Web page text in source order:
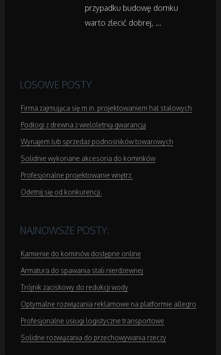
Wellness
Salony Kosmetyczne
Sprzęt Medyczny
Domeny
Strony Internetowe
Kontakt
przypadku budowę domku
warto zlecić dobrej, ...
LOSOWE POSTY
Firma zajmująca się m.in. projektowaniem hal stalowych
Podłogi z drewna z wieloletnią gwarancją
Wynajem lub sprzedaż podnośników towarowych
Solidnie wykonane akcesoria do kominków
Profesjonalne projektowanie wnętrz.
Odetnij się od konkurencji.
NAJNOWSZE POSTY:
Kamienie do kominów dostępne online
Armatura do spawania stali nierdzewnej
Trójnik zaciskowy do redukcji wody
Optymalne rozwiązania reklamowe na platformie allegro
Profesjonalne usługi logistyczne transportowe
Solidne rozwiązania do przechowywania rzeczy